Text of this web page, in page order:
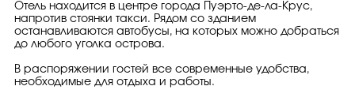
Отель находится в центре города Пуэрто-де-ла-Крус,
напротив стоянки такси. Рядом со зданием
останавливаются автобусы, на которых можно добраться
до любого уголка острова.
В распоряжении гостей все современные удобства,
необходимые для отдыха и работы.